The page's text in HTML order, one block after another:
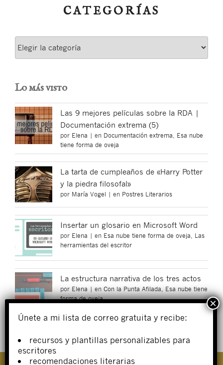
CATEGORÍAS
Lo más visto
Las 9 mejores películas sobre la RDA |
Documentación extrema (5)
por Elena | en Documentación extrema, Esa nube
tiene forma de oveja
La tarta de cumpleaños de «Harry Potter
y la piedra filosofal»
por María Vogel | en Postres Literarios
Insertar un glosario en Microsoft Word
por Elena | en Esa nube tiene forma de oveja, Las
herramientas del escritor
La estructura narrativa de los tres actos
porElena|enCon la Punta Afilada,Esa nube tiene
forma de oveja
Únete a mi lista de correo gratuita y recibe:
recursos y plantillas personalizables para
escritores
recomendaciones literarias